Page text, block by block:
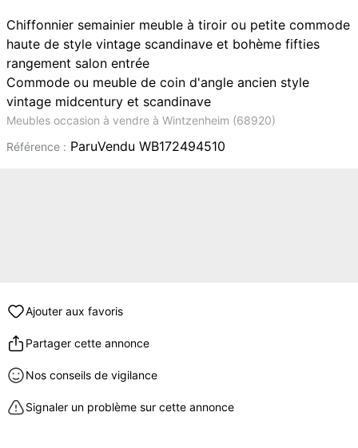
Chiffonnier semainier meuble à tiroir ou petite commode
haute de style vintage scandinave et bohème fifties
rangement salon entrée
Commode ou meuble de coin d'angle ancien style
vintage midcentury et scandinave
Meubles occasion à vendre à Wintzenheim (68920)
Référence : ParuVendu WB172494510
Ajouter aux favoris
Partager cette annonce
Nos conseils de vigilance
Signaler un problème sur cette annonce